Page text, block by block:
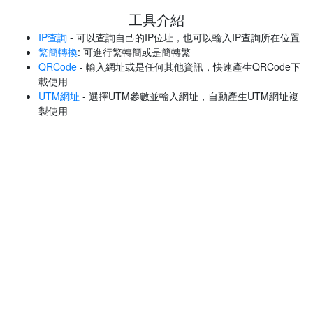
工具介紹
IP查詢 - 可以查詢自己的IP位址，也可以輸入IP查詢所在位置
繁簡轉換: 可進行繁轉簡或是簡轉繁
QRCode - 輸入網址或是任何其他資訊，快速產生QRCode下
載使用
UTM網址 - 選擇UTM參數並輸入網址，自動產生UTM網址複
製使用